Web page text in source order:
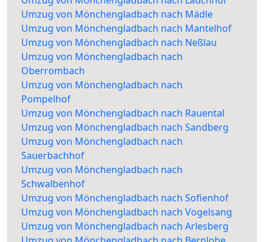
Umzug von Mönchengladbach nach Mädle
Umzug von Mönchengladbach nach Mantelhof
Umzug von Mönchengladbach nach Neßlau
Umzug von Mönchengladbach nach
Oberrombach
Umzug von Mönchengladbach nach
Pompelhof
Umzug von Mönchengladbach nach Rauental
Umzug von Mönchengladbach nach Sandberg
Umzug von Mönchengladbach nach
Sauerbachhof
Umzug von Mönchengladbach nach
Schwalbenhof
Umzug von Mönchengladbach nach Sofienhof
Umzug von Mönchengladbach nach Vogelsang
Umzug von Mönchengladbach nach Arlesberg